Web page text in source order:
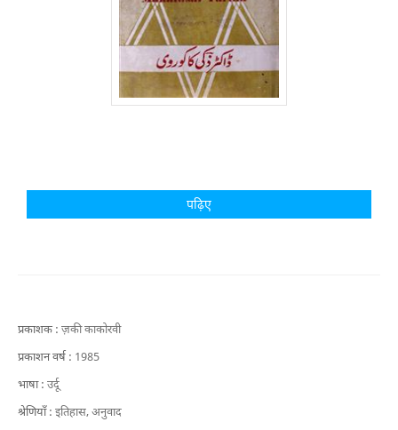
पढ़िए
प्रकाशक : ज़की काकोरवी
प्रकाशन वर्ष : 1985
भाषा : उर्दू
श्रेणियाँ : इतिहास,अनुवाद